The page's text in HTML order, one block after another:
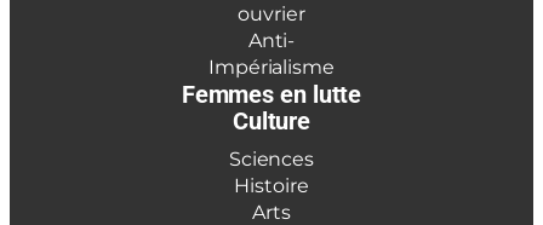
ouvrier
Anti-
Impérialisme
Femmes en lutte
Culture
Sciences
Histoire
Arts